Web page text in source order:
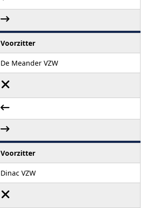
Voorzitter
De Meander VZW
Voorzitter
Dinac VZW